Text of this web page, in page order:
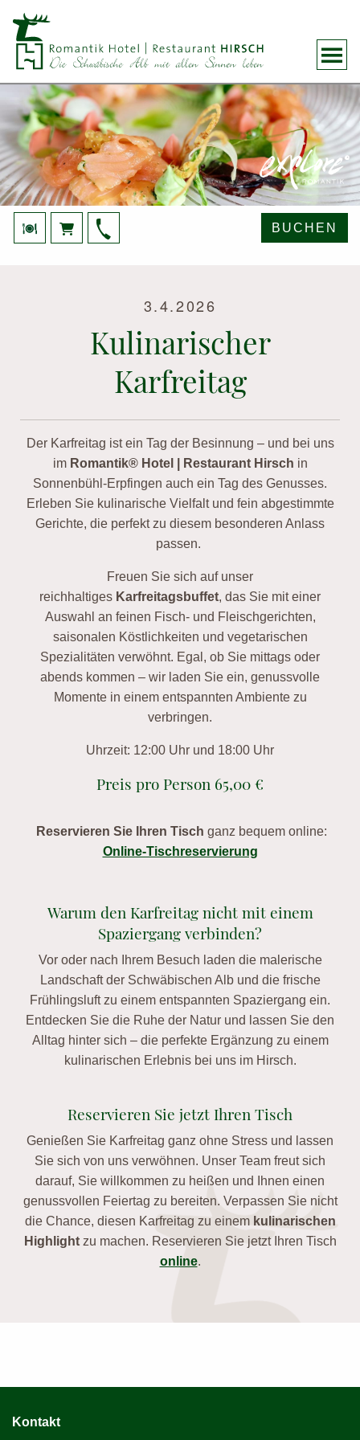
BUCHEN
3.4.2026
Kulinarischer
Karfreitag
Der Karfreitag ist ein Tag der Besinnung – und bei uns
im Romantik® Hotel | Restaurant Hirsch in
Sonnenbühl-Erpfingen auch ein Tag des Genusses.
Erleben Sie kulinarische Vielfalt und fein abgestimmte
Gerichte, die perfekt zu diesem besonderen Anlass
passen.
Freuen Sie sich auf unser
reichhaltiges Karfreitagsbuffet, das Sie mit einer
Auswahl an feinen Fisch- und Fleischgerichten,
saisonalen Köstlichkeiten und vegetarischen
Spezialitäten verwöhnt. Egal, ob Sie mittags oder
abends kommen – wir laden Sie ein, genussvolle
Momente in einem entspannten Ambiente zu
verbringen.
Uhrzeit: 12:00 Uhr und 18:00 Uhr
Preis pro Person 65,00 €
Reservieren Sie Ihren Tisch ganz bequem online:
Online-Tischreservierung
Warum den Karfreitag nicht mit einem
Spaziergang verbinden?
Vor oder nach Ihrem Besuch laden die malerische
Landschaft der Schwäbischen Alb und die frische
Frühlingsluft zu einem entspannten Spaziergang ein.
Entdecken Sie die Ruhe der Natur und lassen Sie den
Alltag hinter sich – die perfekte Ergänzung zu einem
kulinarischen Erlebnis bei uns im Hirsch.
Reservieren Sie jetzt Ihren Tisch
Genießen Sie Karfreitag ganz ohne Stress und lassen
Sie sich von uns verwöhnen. Unser Team freut sich
darauf, Sie willkommen zu heißen und Ihnen einen
genussvollen Feiertag zu bereiten. Verpassen Sie nicht
die Chance, diesen Karfreitag zu einem kulinarischen
Highlightzu machen. Reservieren Sie jetzt Ihren Tisch
online.
Kontakt